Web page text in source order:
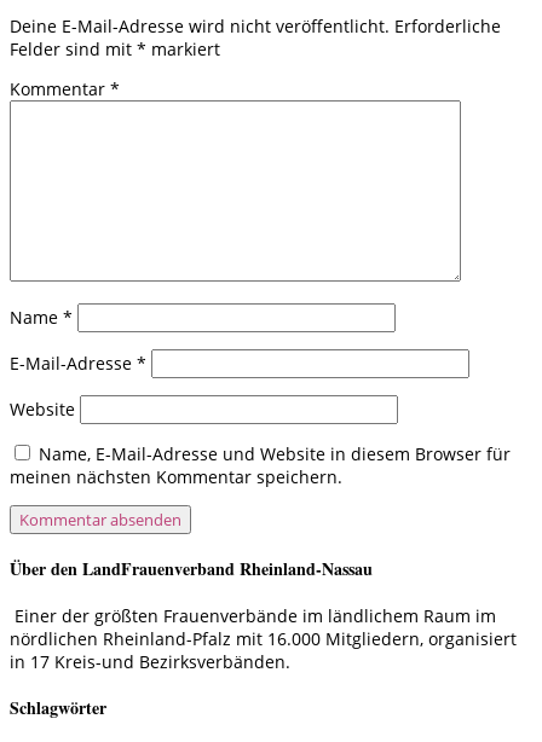
Deine E-Mail-Adresse wird nicht veröffentlicht. Erforderliche
Felder sind mit * markiert
Kommentar *
Name *
E-Mail-Adresse *
Website
Name, E-Mail-Adresse und Website in diesem Browser für
meinen nächsten Kommentar speichern.
Über den LandFrauenverband Rheinland-Nassau
Einer der größten Frauenverbände im ländlichem Raum im
nördlichen Rheinland-Pfalz mit 16.000 Mitgliedern, organisiert
in 17 Kreis-und Bezirksverbänden.
Schlagwörter